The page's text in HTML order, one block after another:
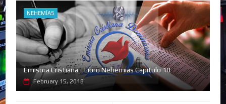
NEHEMÍAS
Emisora Cristiana - Libro Nehemias Capitulo 10
February 15, 2018